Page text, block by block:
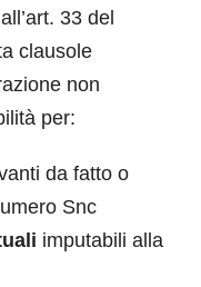
33 del
clausole
non
per:
da fatto o
Snc
imputabili alla